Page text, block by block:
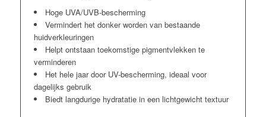
Hoge UVA/UVB-bescherming
Vermindert het donker worden van bestaande
huidverkleuringen
Helpt ontstaan toekomstige pigmentvlekken te
verminderen
Het hele jaar door UV-bescherming, ideaal voor
dagelijks gebruik
Biedt langdurige hydratatie in een lichtgewicht textuur